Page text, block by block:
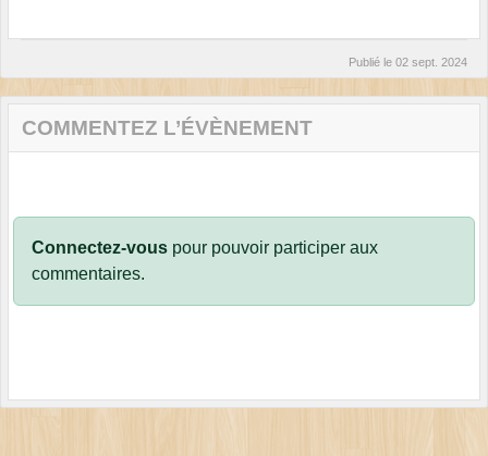
Publié le 02 sept. 2024
COMMENTEZ L’ÉVÈNEMENT
Connectez-vous pour pouvoir participer aux
commentaires.